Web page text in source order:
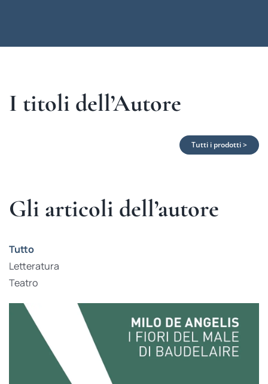
I titoli dell’Autore
Tutti i prodotti >
Gli articoli dell’autore
Tutto
Letteratura
Teatro